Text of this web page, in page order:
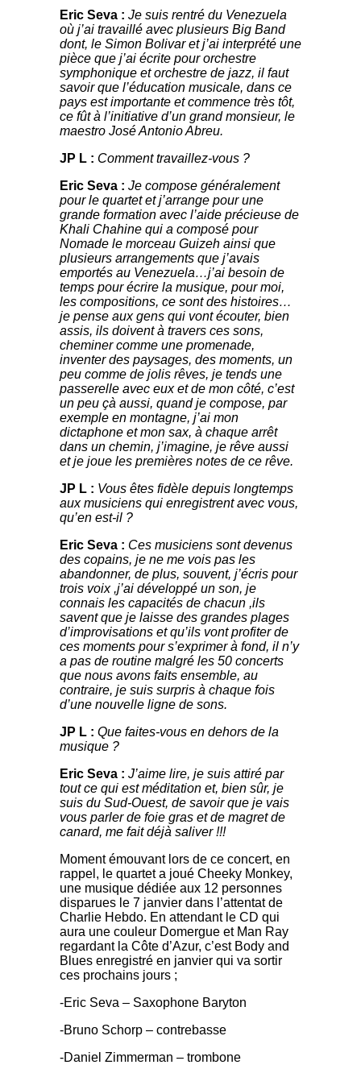
Eric Seva : Je suis rentré du Venezuela
où j’ai travaillé avec plusieurs Big Band
dont, le Simon Bolivar et j’ai interprété une
pièce que j’ai écrite pour orchestre
symphonique et orchestre de jazz, il faut
savoir que l’éducation musicale, dans ce
pays est importante et commence très tôt,
ce fût à l’initiative d’un grand monsieur, le
maestro José Antonio Abreu.
JP L : Comment travaillez-vous ?
Eric Seva : Je compose généralement
pour le quartet et j’arrange pour une
grande formation avec l’aide précieuse de
Khali Chahine qui a composé pour
Nomade le morceau Guizeh ainsi que
plusieurs arrangements que j’avais
emportés au Venezuela…j’ai besoin de
temps pour écrire la musique, pour moi,
les compositions, ce sont des histoires…
je pense aux gens qui vont écouter, bien
assis, ils doivent à travers ces sons,
cheminer comme une promenade,
inventer des paysages, des moments, un
peu comme de jolis rêves, je tends une
passerelle avec euxetde mon côté, c’est
un peu çà aussi, quand je compose, par
exemple en montagne, j’ai mon
dictaphone et mon sax, à chaque arrêt
dans un chemin, j’imagine, je rêve aussi
et je joue les premières notes de ce rêve.
JP L : Vous êtes fidèle depuis longtemps
aux musiciens qui enregistrent avec vous,
qu’en est-il ?
Eric Seva : Ces musiciens sont devenus
des copains, je ne me vois pas les
abandonner, de plus, souvent, j’écris pour
trois voix ,j’ai développé un son, je
connais les capacités de chacun ,ils
savent que je laisse des grandes plages
d’improvisations et qu’ils vont profiter de
ces moments pour s’exprimer à fond, il n’y
a pas de routine malgré les 50 concerts
que nous avons faits ensemble, au
contraire, je suis surpris à chaque fois
d’une nouvelle ligne de sons.
JP L : Que faites-vous en dehors de la
musique ?
Eric Seva : J’aime lire, je suis attiré par
tout ce qui est méditation et, bien sûr, je
suis du Sud-Ouest, de savoir que je vais
vous parler de foie gras et de magret de
canard, me fait déjà saliver !!!
Moment émouvant lors de ce concert, en
rappel, le quartet a joué Cheeky Monkey,
une musique dédiée aux 12 personnes
disparues le 7 janvier dans l’attentat de
Charlie Hebdo. En attendant le CD qui
aura une couleur Domergue et Man Ray
regardant la Côte d’Azur, c’est Body and
Blues enregistré en janvier qui va sortir
ces prochains jours ;
-Eric Seva – Saxophone Baryton
-Bruno Schorp – contrebasse
-Daniel Zimmerman – trombone